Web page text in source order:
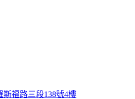
斯福路三段138號4樓